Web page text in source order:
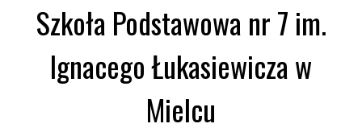
Szkoła Podstawowa nr 7 im.
Ignacego Łukasiewicza w
Mielcu